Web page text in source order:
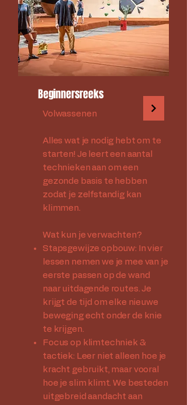
Beginnersreeks
Volwassenen
Alles wat je nodig hebt om te
starten! Je leert een aantal
technieken aan om een
gezonde basis te hebben
zodat je zelfstandig kan
klimmen.
Wat kun je verwachten?​
Stapsgewijze opbouw: In vier
lessen nemen we je mee van je
eerste passen op de wand
naar uitdagende routes. Je
krijgt de tijd om elke nieuwe
beweging echt onder de knie
te krijgen.
Focus op klimtechniek &
tactiek: Leer niet alleen hoe je
kracht gebruikt, maar vooral
hoe je slim klimt. We besteden
uitgebreid aandacht aan